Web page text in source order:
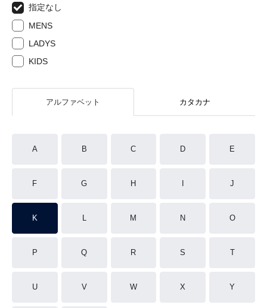
指定なし
MENS
LADYS
KIDS
アルファベット カタカナ
A B C D E
F G H J
K L M N O
P Q R S T
U V W X Y